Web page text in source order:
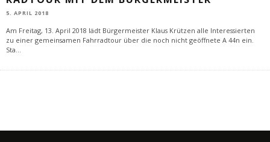
5. APRIL 2018
Am Freitag, 13. April 2018 lädt Bürgermeister Klaus Krützen alle Interessierten
zu einer gemeinsamen Fahrradtour über die noch nicht geöffnete A 44n ein.
Sta